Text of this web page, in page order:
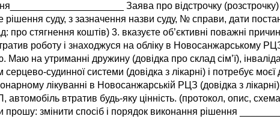
Заява про відстрочку
рішення суду, з зазначення назви суду, № справи, дати
стягнення коштів) 3. вказуєте об’єктивні поважні
роботу і знаходжуся на обліку в Новосанжарському
на утриманні дружину (довідка про склад сім’ї), інваліда
судинної системи (довідка з лікарні) і потребує
лікуванні в Новосанжарській РЦЗ (довідка з
втратив будь-яку цінність. (протокол, опис,
прошу: змінити спосіб і порядок виконання рішення